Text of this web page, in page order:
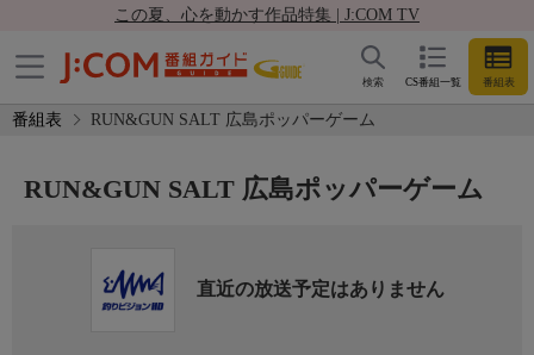
この夏、心を動かす作品特集 | J:COM TV
CS番組一覧 番組表
検索
番組表 RUN&GUN SALT 広島ポッパーゲーム
RUN&GUN SALT 広島ポッパーゲーム
直近の放送予定はありません